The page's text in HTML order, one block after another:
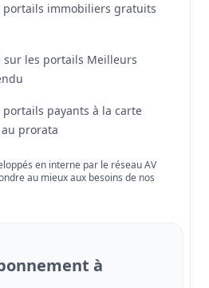
portails immobiliers gratuits
les portails Meilleurs
payants à la carte
prorata
en interne par le réseau AV
au mieux aux besoins de nos
à